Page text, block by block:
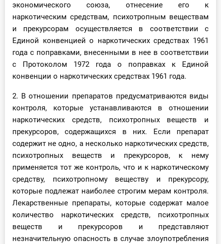
экономического союза, отнесение его к
наркотическим средствам, психотропным веществам
и прекурсорам осуществляется в соответствии с
Единой конвенцией о наркотических средствах 1961
года с поправками, внесенными в нее в соответствии
с Протоколом 1972 года о поправках к Единой
конвенции о наркотических средствах 1961 года.
2. В отношении препаратов предусматриваются виды
контроля, которые устанавливаются в отношении
наркотических средств, психотропных веществ и
прекурсоров, содержащихся в них. Если препарат
содержит не одно, а несколько наркотических средств,
психотропных веществ и прекурсоров, к нему
применяется тот же контроль, что и к наркотическому
средству, психотропному веществу и прекурсору,
которые подлежат наиболее строгим мерам контроля.
Лекарственные препараты, которые содержат малое
количество наркотических средств, психотропных
веществ и прекурсоров и представляют
незначительную опасность в случае злоупотребления